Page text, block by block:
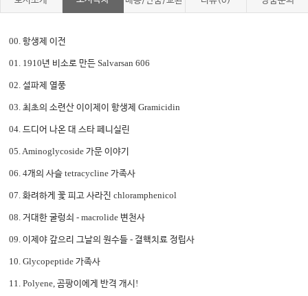
00.항생제 이전
01. 1910년 비소로 만든Salvarsan 606
02.설파제 열풍
03.최초의 소련산 이이제이 항생제Gramicidin
04.드디어 나온 대 스타 페니실린
05. Aminoglycoside가문 이야기
06. 4개의 사슬tetracycline가족사
07.화려하게 꽃 피고 사라진chloramphenicol
08.거대한 굴렁쇠- macrolide 변천사
09.이제야 갚으리 그날의 원수들- 결핵치료 정립사
10. Glycopeptide가족사
11. Polyene,곰팡이에게 반격 개시 !